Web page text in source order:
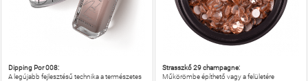
Dipping Por 008:
A legújabb fejlesztésű technika a természetes
Strasszkő 29 champagne:
Műkörömbe építhető vagy a felületére